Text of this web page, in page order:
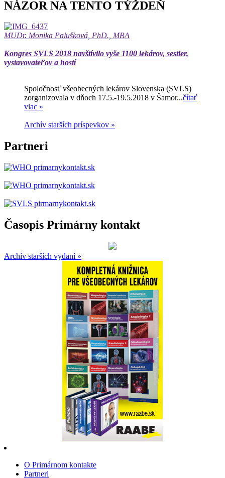
NÁZOR NA TENTO TÝŽDEŇ
MUDr. Monika Palušková, PhD., MBA
Kongres SVLS 2018 navštívilo vyše 1100 lekárov, sestier,
vystavovateľov a hostí
Spoločnosť všeobecných lekárov Slovenska (SVLS)
zorganizovala v dňoch 17.5.-19.5.2018 v Šamor...čítať
viac »
Archív starších príspevkov »
Partneri
Časopis Primárny kontakt
Archív starších vydaní »
O Primárnom kontakte
Partneri